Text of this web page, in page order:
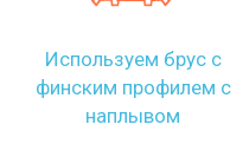
Используем брус с
финским профилем с
наплывом